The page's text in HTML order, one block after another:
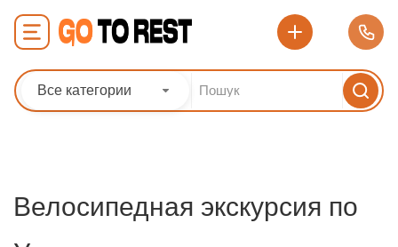
Все категории
Велосипедная экскурсия по